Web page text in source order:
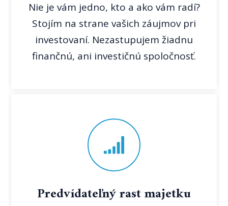
Nie je vám jedno, kto a ako vám radí?
Stojím na strane vašich záujmov pri
investovaní. Nezastupujem žiadnu
finančnú, ani investičnú spoločnosť.
Predvídateľný rast majetku